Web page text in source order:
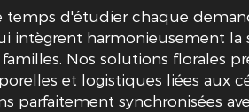
temps d'étudier chaque
intègrent harmonieusement
familles. Nos solutions florales
et logistiques liées aux
parfaitement synchronisées